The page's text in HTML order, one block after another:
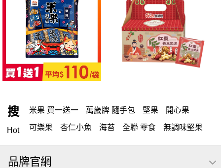
搜
Hot
米果 買一送一 萬歲牌 隨手包 堅果 開心果
可樂果 杏仁小魚 海苔 全聯 零食 無調味堅果
無調味 全聯 禮盒 堅穀力 綜合纖果 全聯 素食
萬歲開心果
品牌官網